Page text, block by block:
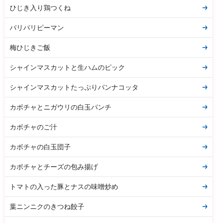
ひじき入り鶏つくね
パリパリピーマン
梅ひじきご飯
シャインマスカットと生ハムのピック
シャインマスカットたっぷりパンナコッタ
カボチャとニガウリの白玉パンチ
カボチャのご汁
カボチャの白玉団子
カボチャとチーズの包み揚げ
トマトの入った豚とナスの味噌炒め
葉ニンニクのきつね餃子